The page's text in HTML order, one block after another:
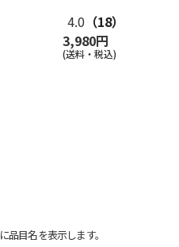
4.0 （18）
3,980円
(送料・税込)
目名を表示します。